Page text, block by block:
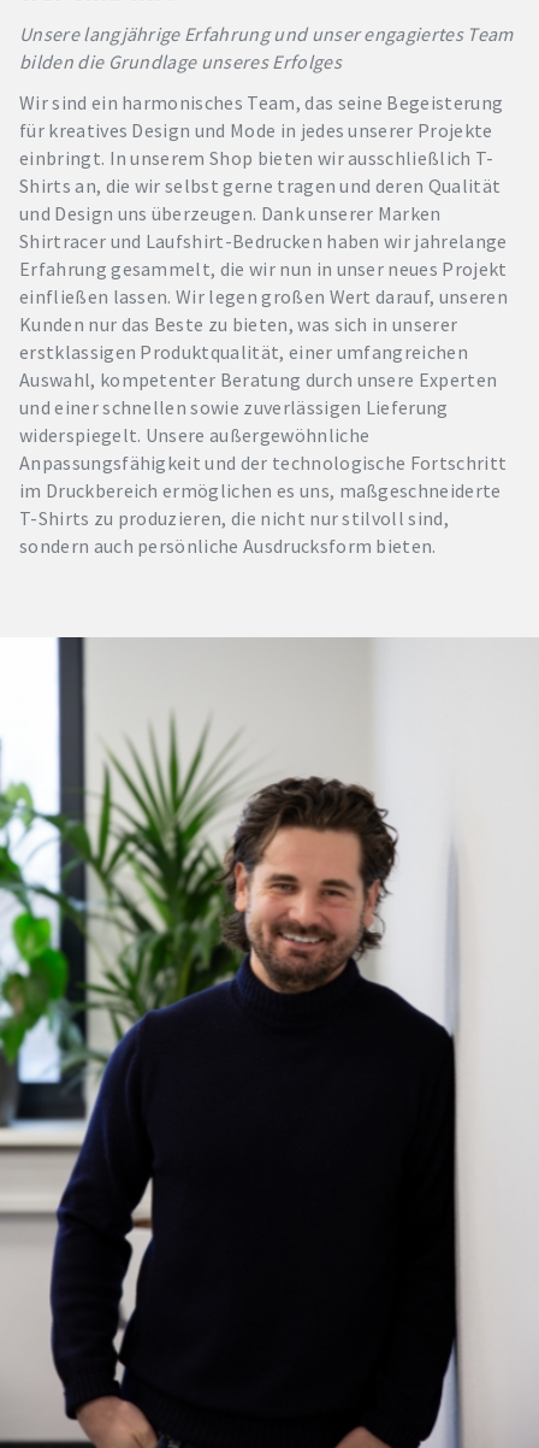
Unsere langjährige Erfahrung und unser engagiertes Team
bilden die Grundlage unseres Erfolges
Wir sind ein harmonisches Team, das seine Begeisterung
für kreatives Design und Mode in jedes unserer Projekte
einbringt. In unserem Shop bieten wir ausschließlich T-
Shirts an, die wir selbst gerne tragen und deren Qualität
und Design uns überzeugen. Dank unserer Marken
Shirtracer und Laufshirt-Bedrucken haben wir jahrelange
Erfahrung gesammelt, die wir nun in unser neues Projekt
einfließen lassen. Wir legen großen Wert darauf, unseren
Kunden nur das Beste zu bieten, was sich in unserer
erstklassigen Produktqualität, einer umfangreichen
Auswahl, kompetenter Beratung durch unsere Experten
und einer schnellen sowie zuverlässigen Lieferung
widerspiegelt. Unsere außergewöhnliche
Anpassungsfähigkeit und der technologische Fortschritt
im Druckbereich ermöglichen es uns, maßgeschneiderte
T-Shirts zu produzieren, die nicht nur stilvoll sind,
sondern auch persönliche Ausdrucksform bieten.